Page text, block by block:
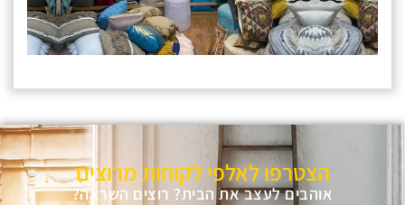
הצטרפו לאלפי לקוחות מרוצים
אוהבים לעצב את הבית? רוצים השראה?